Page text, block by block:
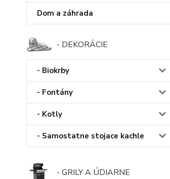
Dom a záhrada
- DEKORÁCIE
- Biokrby
- Fontány
- Kotly
- Samostatne stojace kachle
- GRILY A ÚDIARNE